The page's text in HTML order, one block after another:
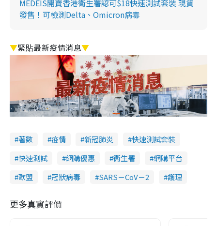
MEDEIS開賣香港衛生署認可$18快速測試套裝 現貨
發售！可檢測Delta、Omicron病毒
▼緊貼最新疫情消息▼
著數 疫情 新冠肺炎
快速測試套裝
快速測試
網購優惠 衞生署
網購平台
歐盟
冠狀病毒 SARS－CoV－2 護理
更多真實評價